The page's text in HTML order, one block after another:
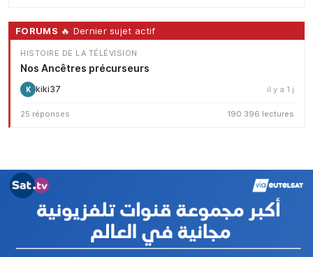
FORUMS 🔥 Dernier sujet actif
HISTOIRE DE LA TÉLÉVISION
Nos Ancêtres précurseurs
K kiki37 il y a 1 j
25 réponses 190 396 lectures